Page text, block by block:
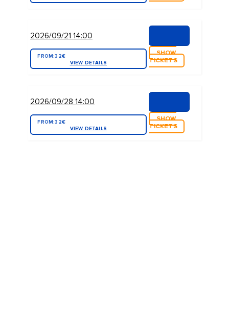
2026/09/21 14:00
FROM:32€
VIEW DETAILS
SHOW
TICKETS
2026/09/28 14:00
FROM:32€
VIEW DETAILS
SHOW
TICKETS